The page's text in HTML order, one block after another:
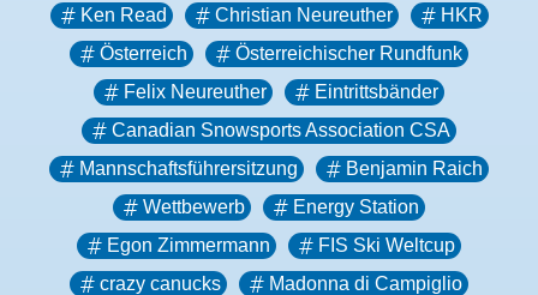
Ken Read
Christian Neureuther
HKR
Österreich
Österreichischer Rundfunk
Felix Neureuther
Eintrittsbänder
Canadian Snowsports Association CSA
Mannschaftsführersitzung
Benjamin Raich
Wettbewerb
Energy Station
Egon Zimmermann
FIS Ski Weltcup
crazy canucks
Madonna di Campiglio